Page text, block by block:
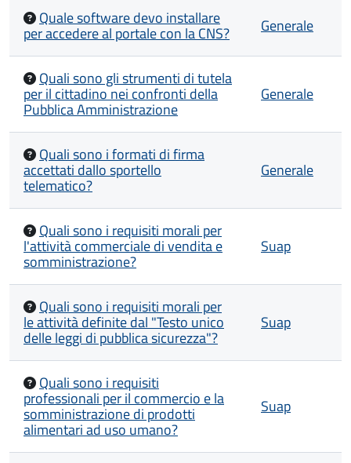
Quale software devo installare
per accedere al portale con la CNS? Generale
Quali sono gli strumenti di tutela
per il cittadino nei confronti della
Pubblica Amministrazione
Generale
Quali sono i formati di firma
accettati dallo sportello
telematico?
Generale
Quali sono i requisiti morali per
l'attività commerciale di vendita e
somministrazione?
Suap
Quali sono i requisiti morali per
le attività definite dal "Testo unico
delle leggi di pubblica sicurezza"?
Suap
Quali sono i requisiti
professionali per il commercio e la
somministrazione di prodotti
alimentari ad uso umano?
Suap